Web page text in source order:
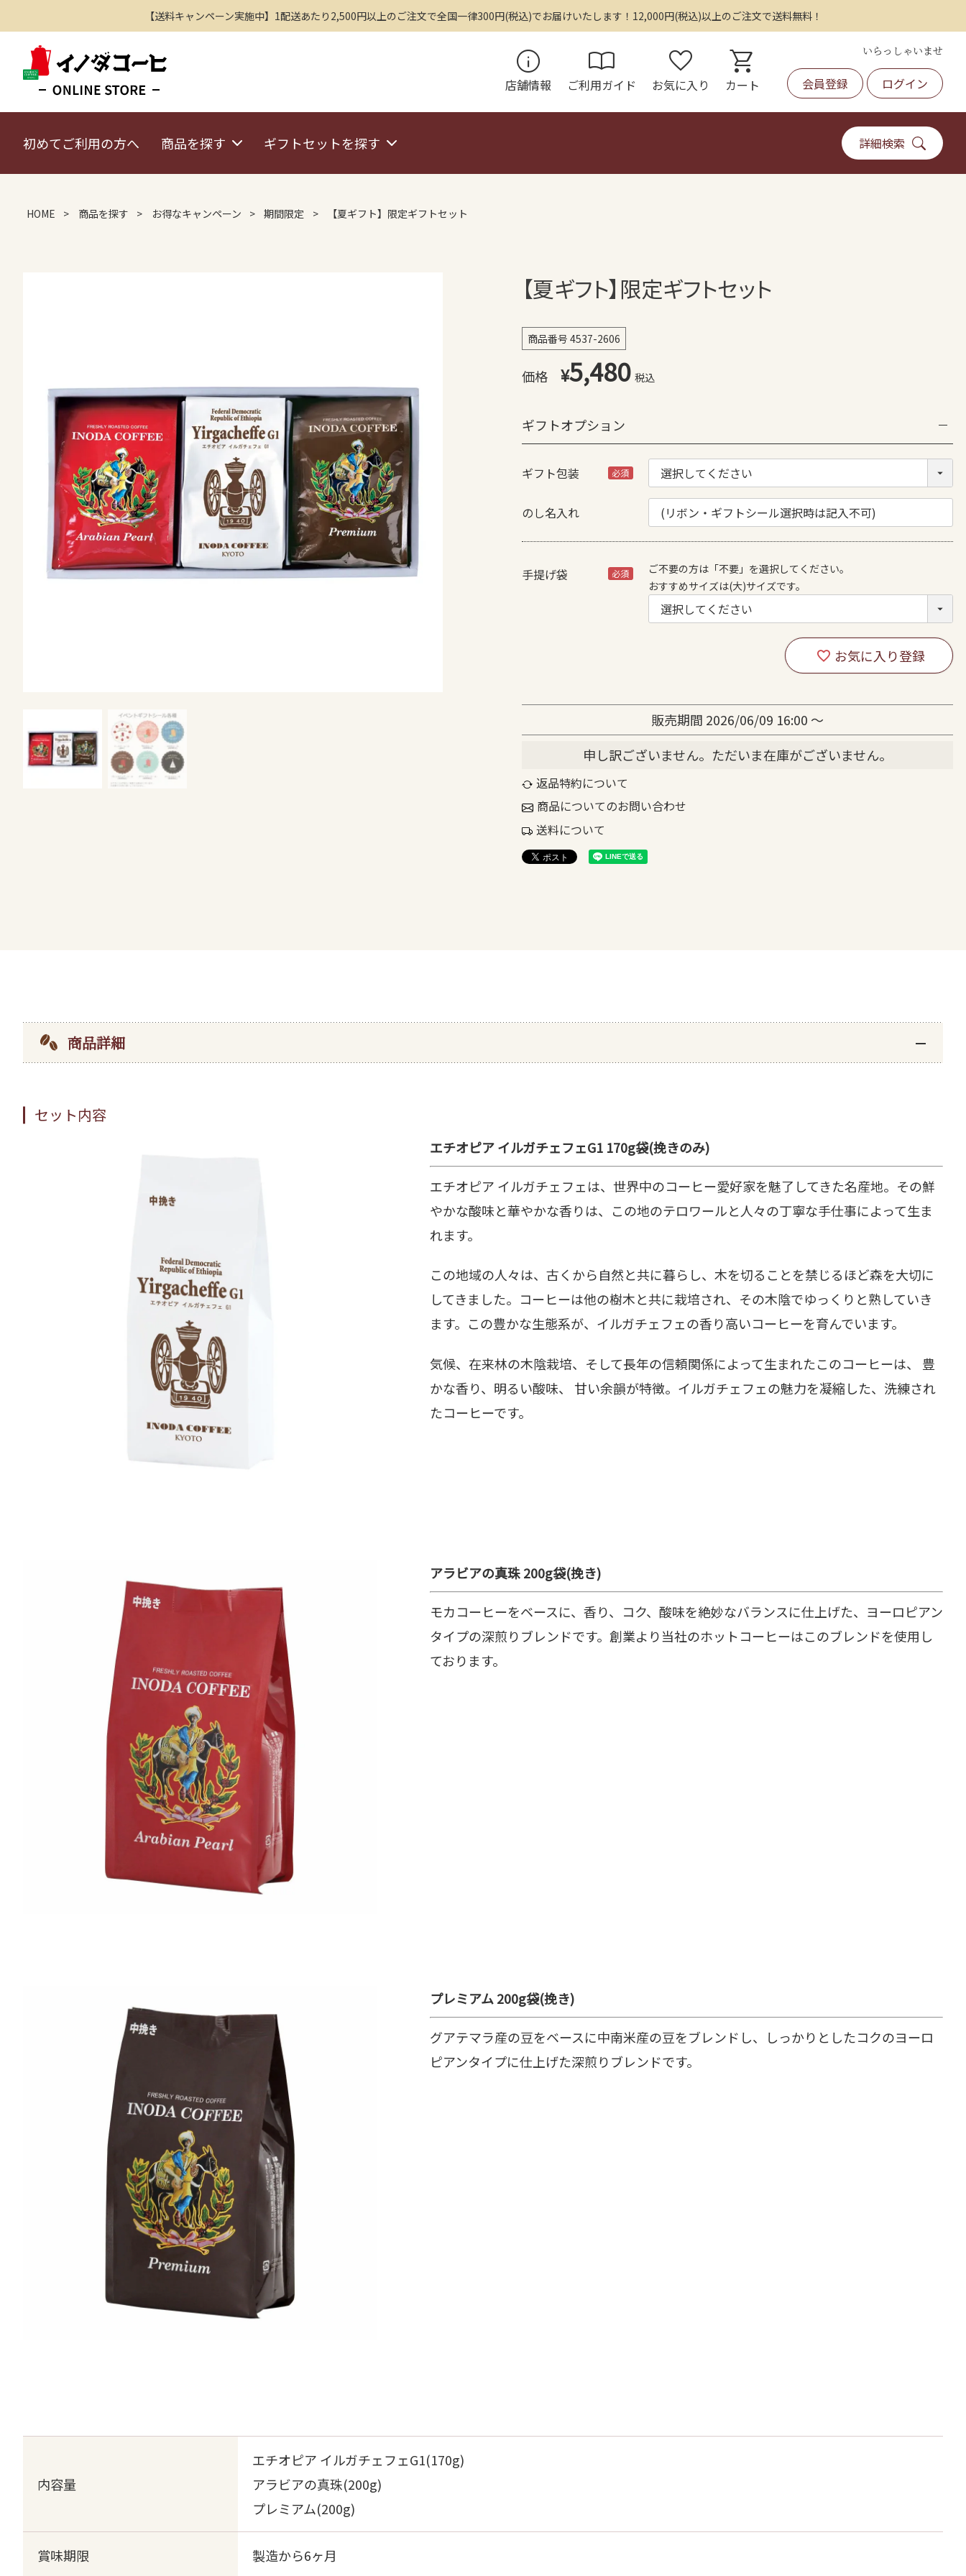
【送料キャンペーン実施中】1配送あたり2,500円以上のご注文で全国一律300円(税込)でお届けいたします！12,000円(税込)以上のご注文で送料無料！
info
店舗情報
import_contacts
ご利用ガイド
favorite
お気に入り
shopping_cart
カート
いらっしゃいませ
会員登録 ログイン
初めてご利用の方へ 商品を探す ギフトセットを探す 詳細検索
HOME 商品を探す お得なキャンペーン 期間限定 【夏ギフト】限定ギフトセット
【夏ギフト】限定ギフトセット
商品番号 4537-2606
¥5,480 税込
ギフトオプション
ギフト包装
のし名入れ
手提げ袋
ご不要の方は「不要」を選択してください。
おすすめサイズは(大)サイズです。
販売期間 2026/06/09 16:00 〜
申し訳ございません。ただいま在庫がございません。
返品特約について
商品についてのお問い合わせ
送料について
商品詳細
セット内容
エチオピア イルガチェフェG1 170g袋(挽きのみ)
エチオピア イルガチェフェは、世界中のコーヒー愛好家を魅了してきた名産地。その鮮
やかな酸味と華やかな香りは、この地のテロワールと人々の丁寧な手仕事によって生ま
れます。
この地域の人々は、古くから自然と共に暮らし、木を切ることを禁じるほど森を大切に
してきました。コーヒーは他の樹木と共に栽培され、その木陰でゆっくりと熟していき
ます。この豊かな生態系が、イルガチェフェの香り高いコーヒーを育んでいます。
気候、在来林の木陰栽培、そして長年の信頼関係によって生まれたこのコーヒーは、 豊
かな香り、明るい酸味、 甘い余韻が特徴。イルガチェフェの魅力を凝縮した、洗練され
たコーヒーです。
アラビアの真珠 200g袋(挽き)
モカコーヒーをベースに、香り、コク、酸味を絶妙なバランスに仕上げた、ヨーロピアン
タイプの深煎りブレンドです。創業より当社のホットコーヒーはこのブレンドを使用し
ております。
プレミアム 200g袋(挽き)
グアテマラ産の豆をベースに中南米産の豆をブレンドし、しっかりとしたコクのヨーロ
ピアンタイプに仕上げた深煎りブレンドです。
内容量
エチオピア イルガチェフェG1(170g)
アラビアの真珠(200g)
プレミアム(200g)
賞味期限 製造から6ヶ月